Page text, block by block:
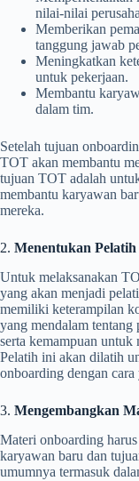
nilai-nilai
Memberikan
tanggung jawab
Meningkatkan
untuk pekerjaan.
Membantu
dalam tim.
Setelah tujuan
TOT akan membantu
tujuan TOT adalah
membantu karyawan
mereka.
2. Menentukan Pelatih
Untuk melaksanakan
yang akan menjadi
memiliki keterampilan
yang mendalam tentang
serta kemampuan untuk
Pelatih ini akan dilatih
onboarding dengan
3. Mengembangkan
Materi onboarding
karyawan baru dan
umumnya termasuk